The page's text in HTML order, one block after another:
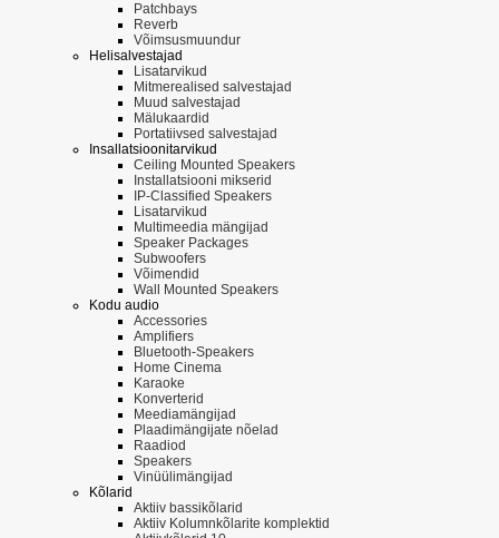
Patchbays
Reverb
Võimsusmuundur
Helisalvestajad
Lisatarvikud
Mitmerealised salvestajad
Muud salvestajad
Mälukaardid
Portatiivsed salvestajad
Insallatsioonitarvikud
Ceiling Mounted Speakers
Installatsiooni mikserid
IP-Classified Speakers
Lisatarvikud
Multimeedia mängijad
Speaker Packages
Subwoofers
Võimendid
Wall Mounted Speakers
Kodu audio
Accessories
Amplifiers
Bluetooth-Speakers
Home Cinema
Karaoke
Konverterid
Meediamängijad
Plaadimängijate nõelad
Raadiod
Speakers
Vinüülimängijad
Kõlarid
Aktiiv bassikõlarid
Aktiiv Kolumnkõlarite komplektid